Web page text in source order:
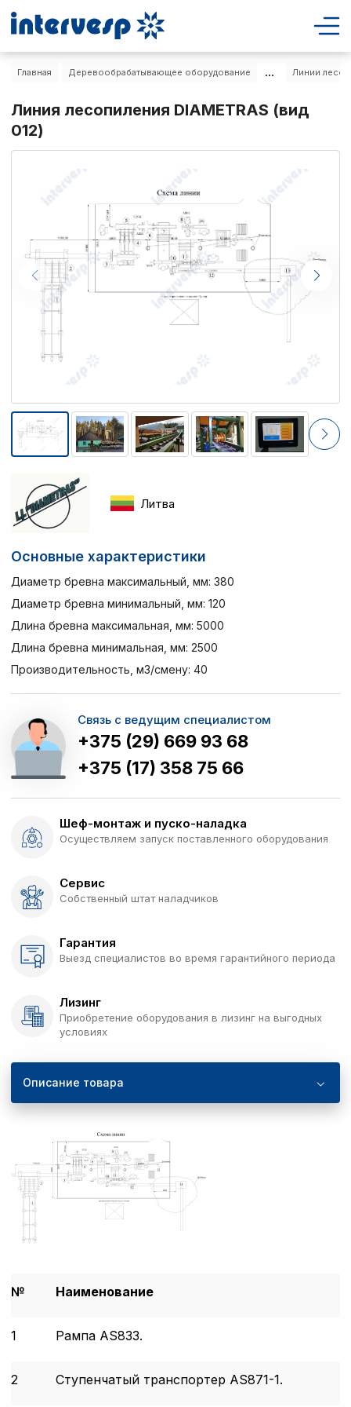
Главная Деревообрабатывающее оборудование ... Линии
Линия лесопиления DIAMETRAS (вид
012)
Литва
Основные характеристики
Диаметр бревна максимальный, мм: 380
Диаметр бревна минимальный, мм: 120
Длина бревна максимальная, мм: 5000
Длина бревна минимальная, мм: 2500
Производительность, м3/смену: 40
Связь с ведущим специалистом
+375 (29) 669 93 68
+375 (17) 358 75 66
Шеф-монтаж и пуско-наладка
Осуществляем запуск поставленного оборудования
Сервис
Собственный штат наладчиков
Гарантия
Выезд специалистов во время гарантийного периода
Лизинг
Приобретение оборудования в лизинг на выгодных
условиях
Описание товара
№ Наименование
1 Рампа AS833.
2 Ступенчатый транспортер AS871-1.